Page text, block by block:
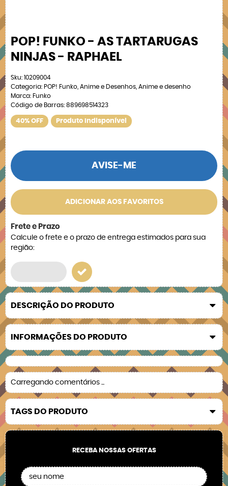
POP! FUNKO - AS TARTARUGAS
NINJAS - RAPHAEL
Sku: 10209004
Categoria: POP! Funko Anime e Desenhos Anime e desenho
Marca: Funko
Código de Barras: 889698514323
40% OFF Produto Indisponível
AVISE-ME
ADICIONAR AOS FAVORITOS
Frete e Prazo
Calcule o frete e o prazo de entrega estimados para sua
região:
DESCRIÇÃO DO PRODUTO
INFORMAÇÕES DO PRODUTO
Carregando comentários ...
TAGS DO PRODUTO
RECEBA NOSSAS OFERTAS